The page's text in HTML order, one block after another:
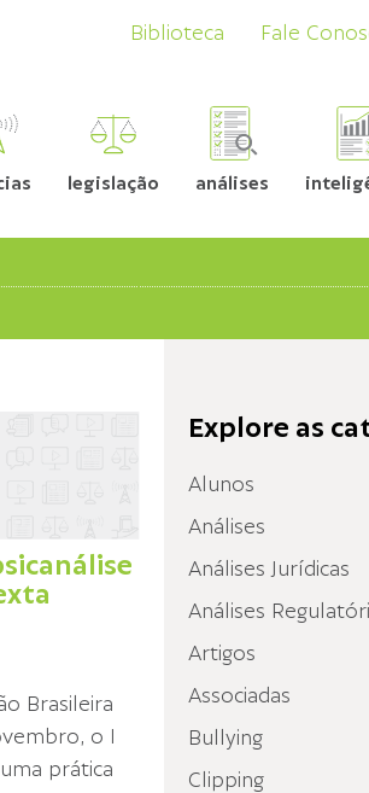
Biblioteca Fale
legislação análises
Explore as
Alunos
Análises
Análises Jurídicas
Análises
Artigos
Associadas
Bullying
Clipping
Brasileira
o I
prática